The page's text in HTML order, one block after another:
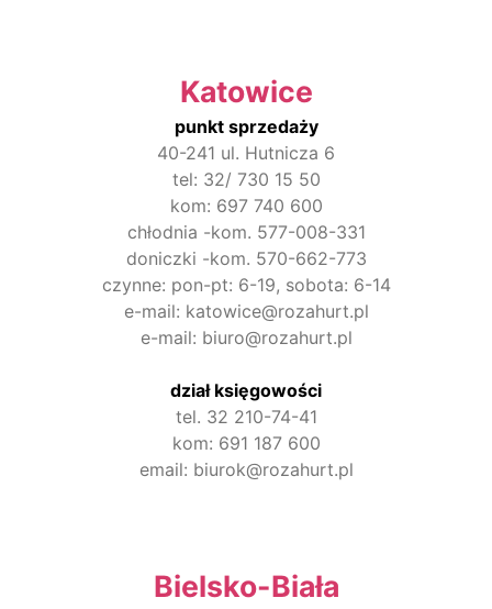
Katowice
punkt sprzedaży
40-241 ul. Hutnicza 6
tel: 32/ 730 15 50
kom: 697 740 600
chłodnia -kom. 577-008-331
doniczki -kom. 570-662-773
czynne: pon-pt: 6-19, sobota: 6-14
e-mail: katowice@rozahurt.pl
e-mail: biuro@rozahurt.pl
dział księgowości
tel. 32 210-74-41
kom: 691 187 600
email: biurok@rozahurt.pl
Bielsko-Biała